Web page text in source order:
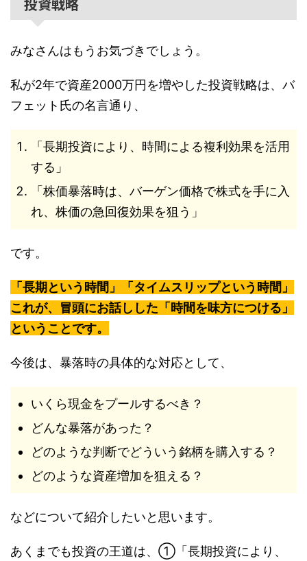
みなさんはもうお気づきでしょう。
私が2年で資産2000万円を増やした投資戦略は、バ
フェット氏の名言通り、
「長期投資により、時間による複利効果を活用
する」
「株価暴落時は、バーゲン価格で株式を手に入
れ、株価の急回復効果を狙う」
です。
「長期という時間」「タイムスリップという時間」
これが、冒頭にお話しした「時間を味方につける」
ということです。
今後は、暴落時の具体的な対応として、
いくら現金をプールするべき？
どんな暴落があった？
どのような判断でどういう銘柄を購入する？
どのような資産増加を狙える？
などについて紹介したいと思います。
あくまでも投資の王道は、①「長期投資により、